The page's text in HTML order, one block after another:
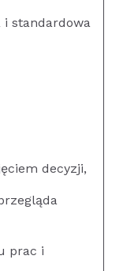
i standardowa
decyzji,
prac i